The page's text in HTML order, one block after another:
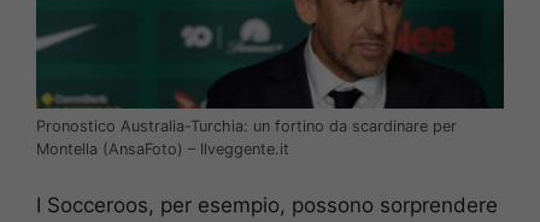
Pronostico Australia-Turchia: un fortino da scardinare per
Montella (AnsaFoto) – Ilveggente.it
I Socceroos, per esempio, possono sorprendere